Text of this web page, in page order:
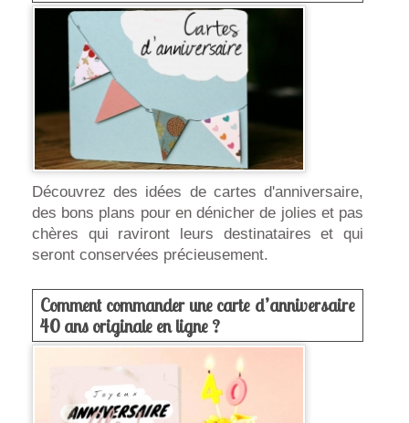
Découvrez des idées de cartes d'anniversaire,
des bons plans pour en dénicher de jolies et pas
chères qui raviront leurs destinataires et qui
seront conservées précieusement.
Comment commander une carte d’anniversaire
40 ans originale en ligne ?